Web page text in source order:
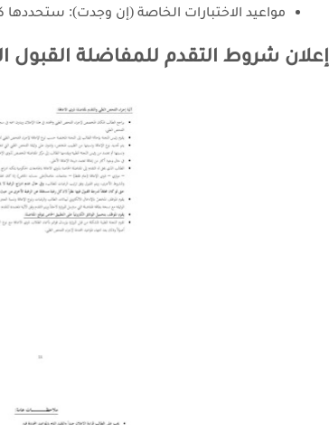
مواعيد الاختبارات الخاصة (إن وجدت):
إعلان شروط التقدم للمفاضلة القبول